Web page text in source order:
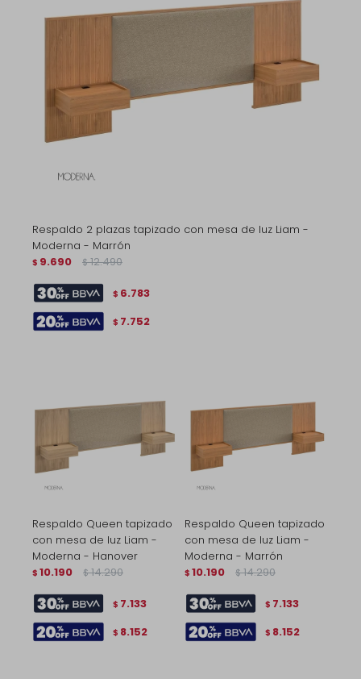
Respaldo 2 plazas tapizado con mesa de luz Liam -
Moderna - Marrón
$ 9.690 $ 12.490
$ 6.783
$ 7.752
Respaldo Queen tapizado
con mesa de luz Liam -
Moderna - Hanover
$ 10.190 $ 14.290
$ 7.133
$ 8.152
Respaldo Queen tapizado
con mesa de luz Liam -
Moderna - Marrón
$ 10.190 $ 14.290
$ 7.133
$ 8.152